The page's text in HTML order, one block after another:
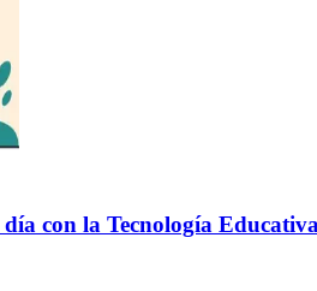
con la Tecnología